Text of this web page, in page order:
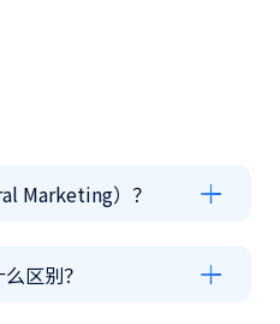
Marketing）？
区别？